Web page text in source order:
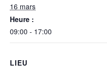
16 mars
Heure :
09:00 - 17:00
LIEU